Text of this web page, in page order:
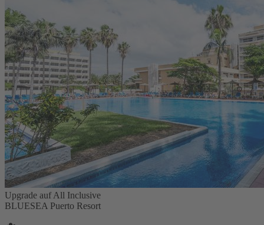
Upgrade auf All Inclusive
BLUESEA Puerto Resort